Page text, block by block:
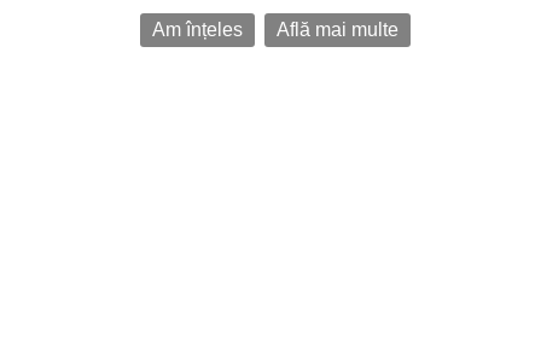
Am înțeles
Află mai multe